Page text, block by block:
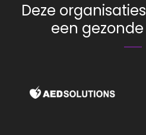
Deze
een